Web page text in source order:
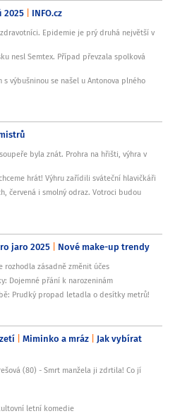
2025 INFO.cz
Epidemie je prý druhá největší v
nesl Semtex. Případ převzala spolková
výbušninou se našel u Antonova plného
byla znát. Prohra na hřišti, výhra v
hrát! Výhru zařídili sváteční hlavičkáři
červená i smolný odraz. Votroci budou
jaro 2025 Nové make-up trendy
rozhodla zásadně změnit účes
Dojemné přání k narozeninám
Prudký propad letadla o desítky metrů!
Miminko a mráz Jak vybírat
(80) - Smrt manžela ji zdrtila! Co jí
letní komedie